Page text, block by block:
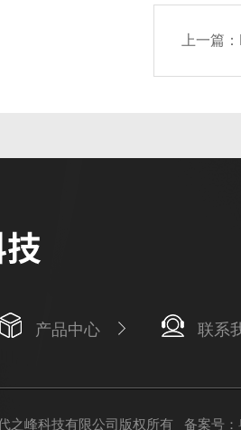
上一篇：
产品中心 联系
之峰科技有限公司版权所有 备案号